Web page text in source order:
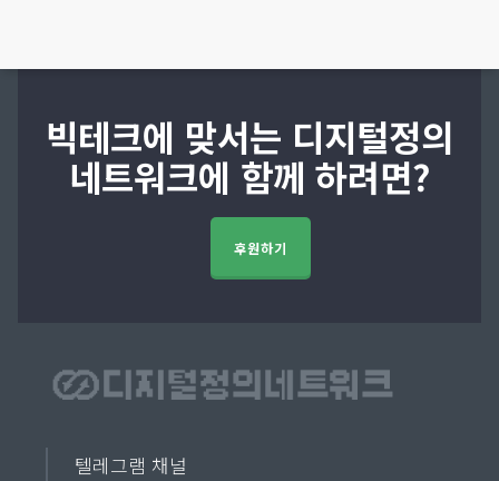
빅테크에 맞서는 디지털정의
네트워크에 함께 하려면?
후원하기
텔레그램 채널